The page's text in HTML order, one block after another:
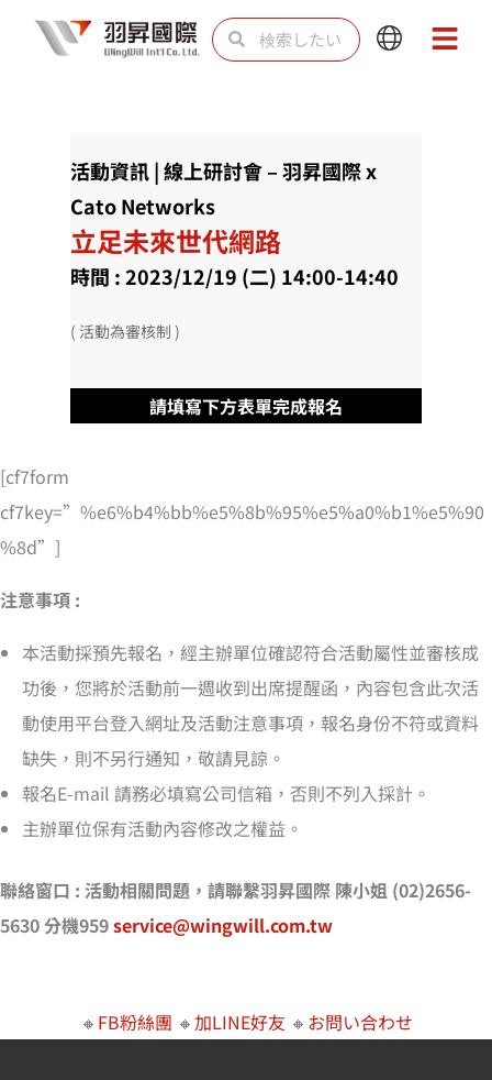
検
索 索
Main
Main
活動資訊 | 線上研討會 – 羽昇國際 x
Cato Networks
立足未來世代網路
時間 : 2023/12/19 (二) 14:00-14:40
( 活動為審核制 )
請填寫下方表單完成報名
[cf7form
cf7key=”%e6%b4%bb%e5%8b%95%e5%a0%b1%e5%90
%8d”]
注意事項 :
本活動採預先報名，經主辦單位確認符合活動屬性並審核成
功後，您將於活動前一週收到出席提醒函，內容包含此次活
動使用平台登入網址及活動注意事項，報名身份不符或資料
缺失，則不另行通知，敬請見諒。
報名E-mail 請務必填寫公司信箱，否則不列入採計。
主辦單位保有活動內容修改之權益。
聯絡窗口 : 活動相關問題，請聯繫羽昇國際 陳小姐 (02)2656-
5630 分機959service@wingwill.com.tw
🔸 FB粉絲團 🔸加LINE好友 🔸 お問い合わせ